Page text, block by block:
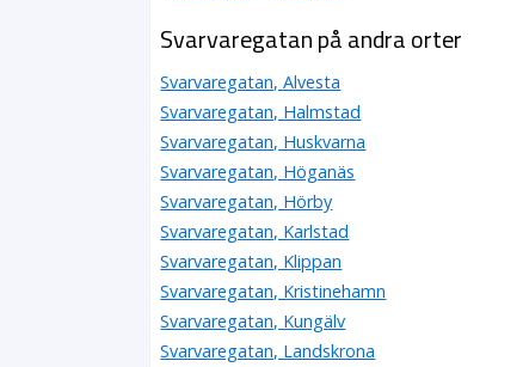
Svarvaregatan på andra orter
Svarvaregatan, Alvesta
Svarvaregatan, Halmstad
Svarvaregatan, Huskvarna
Svarvaregatan, Höganäs
Svarvaregatan, Hörby
Svarvaregatan, Karlstad
Svarvaregatan, Klippan
Svarvaregatan, Kristinehamn
Svarvaregatan, Kungälv
Svarvaregatan, Landskrona